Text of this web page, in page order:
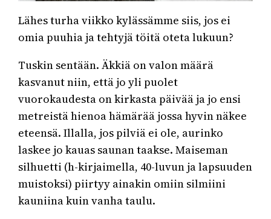
Lähes turha viikko kylässämme siis, jos ei
omia puuhia ja tehtyjä töitä oteta lukuun?
Tuskin sentään. Äkkiä on valon määrä
kasvanut niin, että jo yli puolet
vuorokaudesta on kirkasta päivää ja jo ensi
metreistä hienoa hämärää jossa hyvin näkee
eteensä. Illalla, jos pilviä ei ole, aurinko
laskee jo kauas saunan taakse. Maiseman
silhuetti (h-kirjaimella, 40-luvun ja lapsuuden
muistoksi) piirtyy ainakin omiin silmiini
kauniina kuin vanha taulu.